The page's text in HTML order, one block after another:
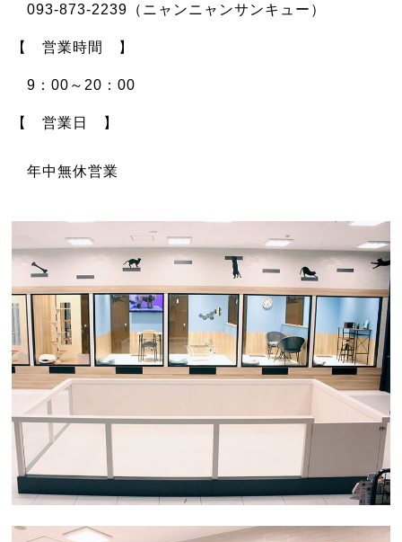
093-873-2239（ニャンニャンサンキュー）
【 営業時間 】
9：00～20：00
【 営業日 】
年中無休営業